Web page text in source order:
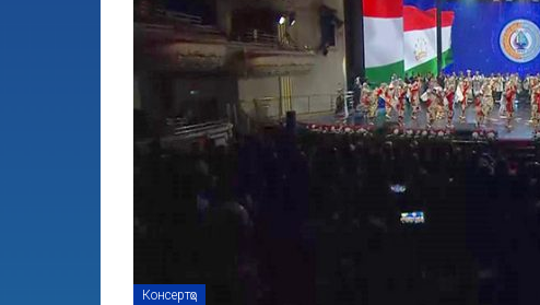
Консертҳо